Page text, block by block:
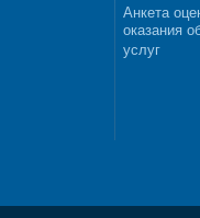
Анкета
оказания
услуг